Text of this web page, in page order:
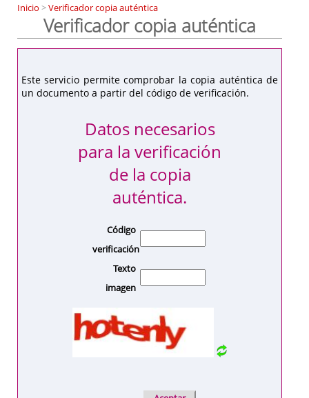
Inicio >Verificador copia auténtica
Verificador copia auténtica
Este servicio permite comprobar la copia auténtica de
un documento a partir del código de verificación.
Datos necesarios
para la verificación
de la copia
auténtica.
Código
verificación
Texto
imagen